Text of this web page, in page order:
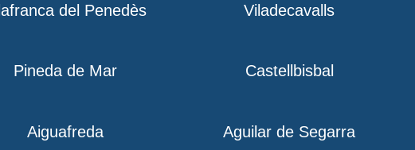
del Penedès Viladecavalls
Pineda de Mar Castellbisbal
Aiguafreda Aguilar de Segarra